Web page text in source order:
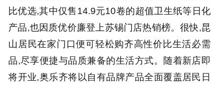
比优选,其中仅售14.9元10卷的超值卫生纸等日化
产品,也因质优价廉登上苏锡门店热销榜。很快,昆
山居民在家门口便可轻松购齐高性价比生活必需
品,尽享便捷与品质兼备的生活方式。随着新店即
将开业,奥乐齐将以自有品牌产品全面覆盖居民日